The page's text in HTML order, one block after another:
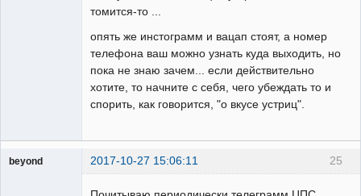
томится-то ...
опять же инстограмм и вацап стоят, а номер
телефона ваш можно узнать куда выходить, но
пока не знаю зачем... если действительно
хотите, то начните с себя, чего убеждать то и
спорить, как говорится, "о вкусе устриц".
25
beyond 2017-10-27 15:06:11